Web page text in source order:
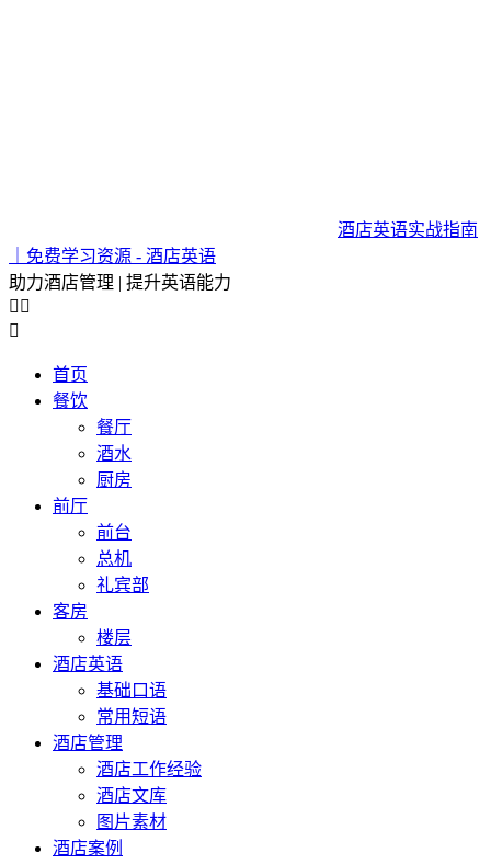
酒店英语实战指南
｜免费学习资源 - 酒店英语
助力酒店管理 | 提升英语能力
 

首页
餐饮
餐厅
酒水
厨房
前厅
前台
总机
礼宾部
客房
楼层
酒店英语
基础口语
常用短语
酒店管理
酒店工作经验
酒店文库
图片素材
酒店案例